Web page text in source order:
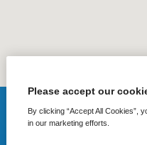
Please accept our
By clicking “Accept All Cookies”,
in our marketing efforts.